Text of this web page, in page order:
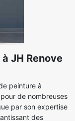
JH Renove
peinture à
de nombreuses
par son expertise
des